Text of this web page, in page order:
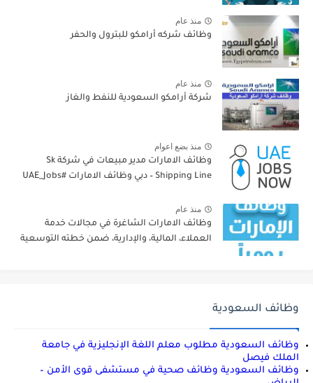
منذ عام
وظائف شركه أرامكو للبترول والحفر
منذ عام
شركة أرامكو السعودية للنفط والغاز
منذ بضع اعوام
وظائف الامارات مدير مبيعات في شركة Sk
Shipping Line – دبي وظائف الامارات #UAE_Jobs
منذ عام
وظائف الامارات الشاغرة في مجالات خدمة
العملاء، المالية، والإدارية، ضمن خطته التوسعية
وظائف السعودية
وظائف السعودية مطلوب معلم اللغة الإنجليزية في جامعة
الملك فيصل
وظائف السعودية وظائف صحية في مستشفى قوى الأمن –